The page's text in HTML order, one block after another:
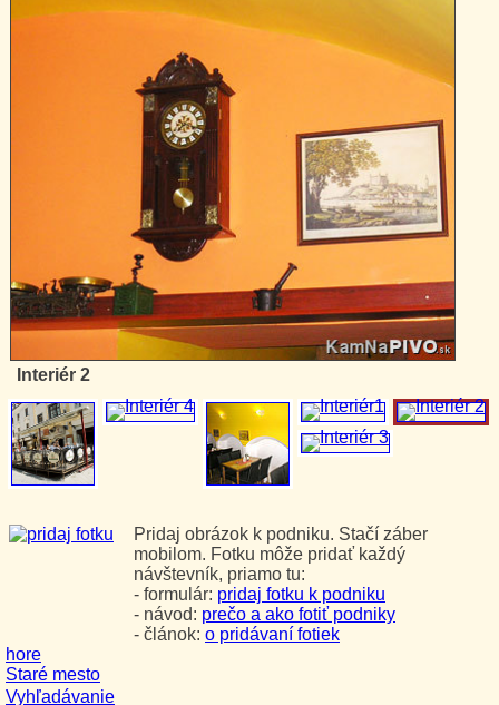
Vyhľadávanie
Interiér 2
Pridaj obrázok k podniku. Stačí záber
mobilom. Fotku môže pridať každý
návštevník, priamo tu:
- formulár: pridaj fotku k podniku
- návod: prečo a ako fotiť podniky
- článok: o pridávaní fotiek
hore
Staré mesto